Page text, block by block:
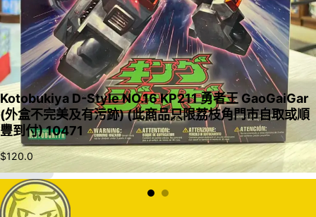
入購物車
Kotobukiya D-Style NO.16 KP211 勇者王 GaoGaiGar
(外盒不完美及有污跡) (此商品只限荔枝角門市自取或順
豐到付) 10471
$120.0